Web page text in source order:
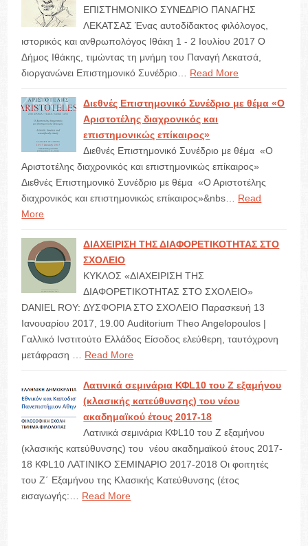
ΕΠΙΣΤΗΜΟΝΙΚΟ ΣΥΝΕΔΡΙΟ ΠΑΝΑΓΗΣ
ΛΕΚΑΤΣΑΣ Ένας αυτοδίδακτος φιλόλογος,
ιστορικός και ανθρωπολόγος Ιθάκη 1 - 2 Ιουλίου 2017 Ο
Δήμος Ιθάκης, τιμώντας τη μνήμη του Παναγή Λεκατσά,
διοργανώνει Επιστημονικό Συνέδριο…
Read More
Διεθνές Επιστημονικό Συνέδριο με θέμα «Ο
Αριστοτέλης διαχρονικός και
επιστημονικώς επίκαιρος»
Διεθνές Επιστημονικό Συνέδριο με θέμα «Ο
Αριστοτέλης διαχρονικός και επιστημονικώς επίκαιρος»
Διεθνές Επιστημονικό Συνέδριο με θέμα «Ο Αριστοτέλης
διαχρονικός και επιστημονικώς επίκαιρος»&nbs…
Read
More
ΔΙΑΧΕΙΡΙΣΗ ΤΗΣ ΔΙΑΦΟΡΕΤΙΚΟΤΗΤΑΣ ΣΤΟ
ΣΧΟΛΕΙΟ
ΚΥΚΛΟΣ «ΔΙΑΧΕΙΡΙΣΗ ΤΗΣ
ΔΙΑΦΟΡΕΤΙΚΟΤΗΤΑΣ ΣΤΟ ΣΧΟΛΕΙΟ»
DANIEL ROY: ΔΥΣΦΟΡΙΑ ΣΤΟ ΣΧΟΛΕΙΟ Παρασκευή 13
Ιανουαρίου 2017, 19.00 Auditorium Theo Angelopoulos |
Γαλλικό Ινστιτούτο Ελλάδος Είσοδος ελεύθερη, ταυτόχρονη
μετάφραση …
Read More
Λατινικά σεμινάρια ΚΦL10 του Ζ εξαμήνου
(κλασικής κατεύθυνσης) του νέου
ακαδημαϊκού έτους 2017-18
Λατινικά σεμινάρια ΚΦL10 του Ζ εξαμήνου
(κλασικής κατεύθυνσης) του νέου ακαδημαϊκού έτους 2017-
18 ΚΦL10 ΛΑΤΙΝΙΚΟ ΣΕΜΙΝΑΡΙΟ 2017-2018 Οι φοιτητές
του Ζ΄ Εξαμήνου της Κλασικής Κατεύθυνσης (έτος
εισαγωγής:…
Read More